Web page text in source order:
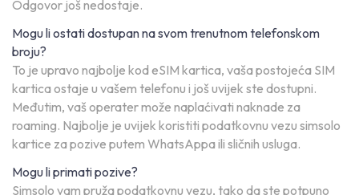
Odgovor još nedostaje.
Mogu li ostati dostupan na svom trenutnom telefonskom
broju?
To je upravo najbolje kod eSIM kartica, vaša postojeća SIM
kartica ostaje u vašem telefonu i još uvijek ste dostupni.
Međutim, vaš operater može naplaćivati naknade za
roaming. Najbolje je uvijek koristiti podatkovnu vezu simsolo
kartice za pozive putem WhatsAppa ili sličnih usluga.
Mogu li primati pozive?
Simsolo vam pruža podatkovnu vezu, tako da ste potpuno